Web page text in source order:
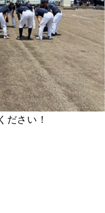
ださい！